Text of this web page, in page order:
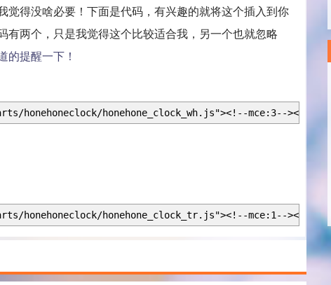
得没啥必要！下面是代码，有兴趣的就将这个插入到你
有两个，只是我觉得这个比较适合我，另一个也就忽略
的提醒一下！
honehone_clock_wh.js"><!--mce:3--></
honehoneclock/honehone_clock_tr.js"><!--mce:1--></